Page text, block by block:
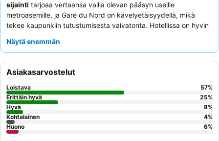
sijainti tarjoaa vertaansa vailla olevan pääsyn useille
metroasemille, ja Gare du Nord on kävelyetäisyydellä, mikä
tekee kaupunkiin tutustumisesta vaivatonta. Hotellissa on hyvin
vesiautomaatit aulassa kaikille. Asiakkaat kehuvat jatkuvasti
monipuolista
kokemusta, harkitse puutarhaan päin olevan huoneen
pyytämistä.
Näytä enemmän
Asiakasarvostelut
Loistava 57%
Erittäin hyvä
25%
Hyvä
8%
Kohtalainen
4%
Huono
6%